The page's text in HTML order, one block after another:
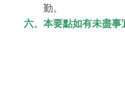
勤。
六、 本要點如有未盡